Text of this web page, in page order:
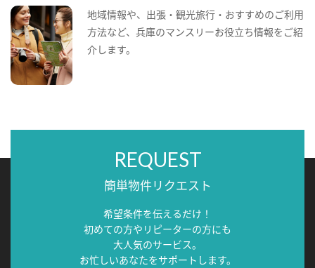
地域情報や、出張・観光旅行・おすすめのご利用
方法など、兵庫のマンスリーお役立ち情報をご紹
介します。
REQUEST
簡単物件リクエスト
希望条件を伝えるだけ！
初めての方やリピーターの方にも
大人気のサービス。
お忙しいあなたをサポートします。